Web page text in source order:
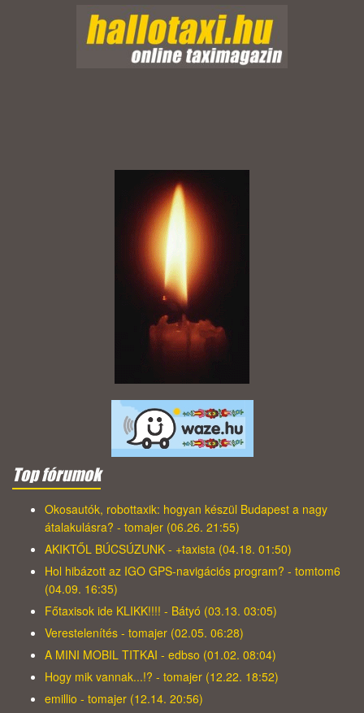
Top fórumok
Okosautók, robottaxik: hogyan készül Budapest a nagy
átalakulásra? - tomajer (06.26. 21:55)
AKIKTŐL BÚCSÚZUNK - +taxista (04.18. 01:50)
Hol hibázott az IGO GPS-navigációs program? - tomtom6
(04.09. 16:35)
Főtaxisok ide KLIKK!!!! - Bátyó (03.13. 03:05)
Verestelenítés - tomajer (02.05. 06:28)
A MINI MOBIL TITKAI - edbso (01.02. 08:04)
Hogy mik vannak...!? - tomajer (12.22. 18:52)
emillio - tomajer (12.14. 20:56)